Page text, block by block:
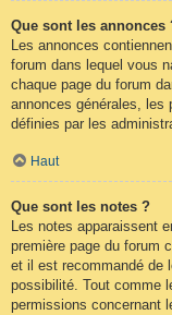
Que sont les annonces
Les annonces
forum dans lequel vous
chaque page du forum
annonces générales, les
définies par les
Haut
Que sont les notes ?
Les notes apparaissent
première page du forum
et il est recommandé de
possibilité. Tout comme
permissions concernant